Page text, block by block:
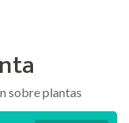
sobre plantas